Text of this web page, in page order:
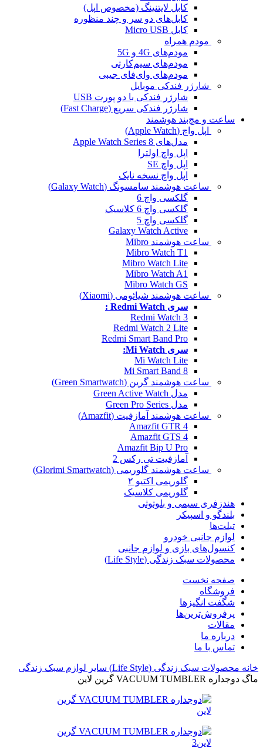
کابل لایتنینگ (مخصوص اپل)
کابل‌های دو سر و چند منظوره
کابل Micro USB
مودم همراه
مودم‌های 4G و 5G
مودم‌های سیم‌کارتی
مودم‌های وای‌فای جیبی
شارژر فندکی موبایل
شارژر فندکی با دو پورت USB
شارژر فندکی سریع (Fast Charge)
ساعت و مچ‌بند هوشمند
اپل واچ (Apple Watch)
مدل‌های Apple Watch Series 8
اپل واچ اولترا
اپل واچ SE
اپل واچ نسخه نایک
ساعت هوشمند سامسونگ (Galaxy Watch)
گلکسی واچ 6
گلکسی واچ 6 کلاسیک
گلکسی واچ 5
Galaxy Watch Active
ساعت هوشمند Mibro
Mibro Watch T1
Mibro Watch Lite
Mibro Watch A1
Mibro Watch GS
ساعت هوشمند شیائومی (Xiaomi)
سری Redmi Watch :
Redmi Watch 3
Redmi Watch 2 Lite
Redmi Smart Band Pro
سری Mi Watch:
Mi Watch Lite
Mi Smart Band 8
ساعت هوشمند گرین (Green Smartwatch)
مدل Green Active Watch
مدل Green Pro Series
ساعت هوشمند آمازفیت (Amazfit)
Amazfit GTR 4
Amazfit GTS 4
Amazfit Bip U Pro
آمازفیت تی رکس 2
ساعت هوشمند گلوریمی (Glorimi Smartwatch)
گلوریمی اکتیو ۲
گلوریمی کلاسیک
هندزفری سیمی و بلوتوثی
بلندگو و اسپیکر
تبلت‌ها
لوازم جانبی خودرو
کنسول‌های بازی و لوازم جانبی
محصولات سبک زندگی (Life Style)
صفحه نخست
فروشگاه
شگفت انگیزها
پرفروش‌ترین‌ها
مقالات
درباره ما
تماس با ما
خانه محصولات سبک زندگی (Life Style)
سایر لوازم سبک زندگی
ماگ دو‌جداره VACUUM TUMBLER گرین لاین